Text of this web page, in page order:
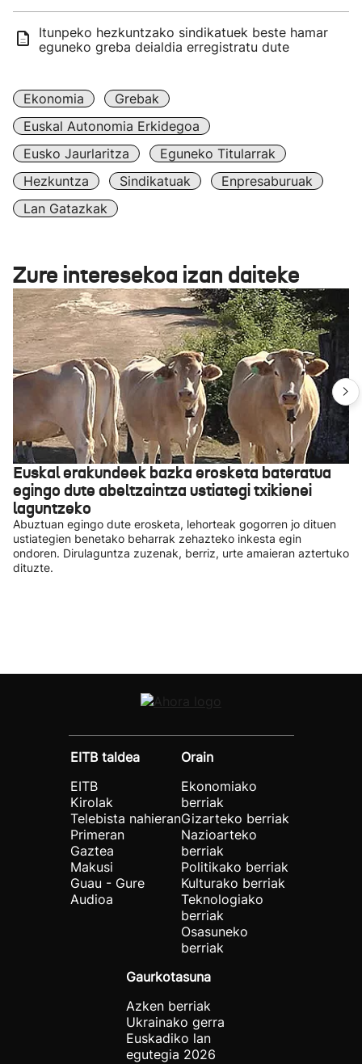
Itunpeko hezkuntzako sindikatuek beste hamar
eguneko greba deialdia erregistratu dute
Ekonomia
Grebak
Euskal Autonomia Erkidegoa
Eusko Jaurlaritza
Eguneko Titularrak
Hezkuntza
Sindikatuak
Enpresaburuak
Lan Gatazkak
Zure interesekoa izan daiteke
Euskal erakundeek bazka erosketa bateratua
egingo dute abeltzaintza ustiategi txikienei
laguntzeko
Abuztuan egingo dute erosketa, lehorteak gogorren jo dituen
ustiategien benetako beharrak zehazteko inkesta egin
ondoren. Dirulaguntza zuzenak, berriz, urte amaieran aztertuko
dituzte.
EITB taldea
EITB
Kirolak
Telebista nahieran
Primeran
Gaztea
Makusi
Guau - Gure
Audioa
Orain
Ekonomiako
berriak
Gizarteko berriak
Nazioarteko
berriak
Politikako berriak
Kulturako berriak
Teknologiako
berriak
Osasuneko
berriak
Gaurkotasuna
Azken berriak
Ukrainako gerra
Euskadiko lan
egutegia 2026